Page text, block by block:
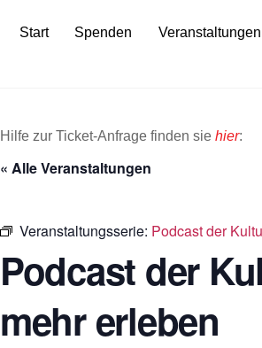
Start Spenden Veranstaltungen
Hilfe zur Ticket-Anfrage finden sie hier:
« Alle Veranstaltungen
Veranstaltungsserie: Podcast der
Podcast der
mehr erleben